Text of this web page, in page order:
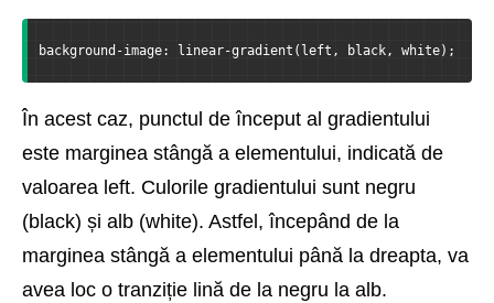
background-image: linear-gradient(left, black, white);
În acest caz, punctul de început al gradientului
este marginea stângă a elementului, indicată de
valoarea left. Culorile gradientului sunt negru
(black) și alb (white). Astfel, începând de la
marginea stângă a elementului până la dreapta, va
avea loc o tranziție lină de la negru la alb.